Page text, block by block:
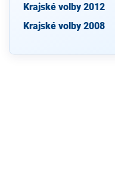
Krajské volby 2012
Krajské volby 2008